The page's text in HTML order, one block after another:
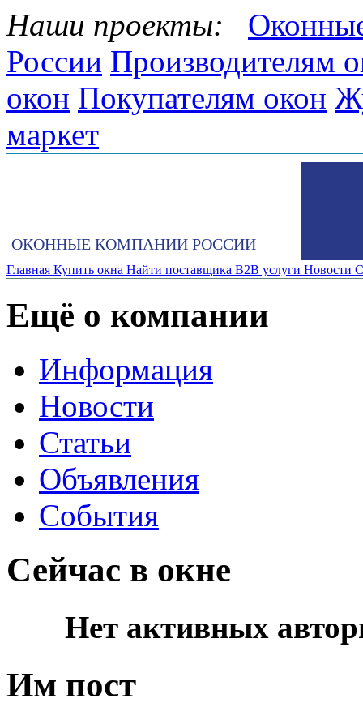
Наши проекты:
России Производителям
окон Покупателям окон
маркет
ОКОННЫЕ КОМПАНИИ РОССИИ
Главная Купить окна Найти поставщика B2B услуги Новости
Ещё о компании
Информация
Новости
Статьи
Объявления
События
Сейчас в окне
Нет активных
Им пост